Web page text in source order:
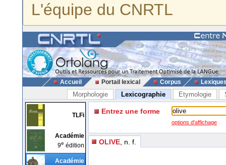
L'équipe du CNRTL
Accueil Portail lexical Corpus
Morphologie Lexicographie Etymologie
TLFi
Académie
9e édition
Académie
Entrez une forme
options d'affichage
OLIVE , n. f.